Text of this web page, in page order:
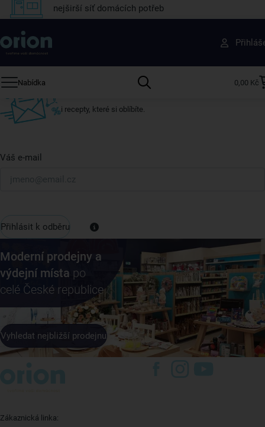
nejširší síť domácích potřeb
Nabídka 0,00 Kč
Získejte rady, recepty a tipy na slevy dřív než
ostatní
Přihlaste se k odběru našeho newsletteru.
i recepty, které si oblíbíte.
Váš e-mail
Přihlásit k odběru
Moderní prodejny a
výdejní místa po
celé České republice
Vyhledat nejbližší prodejnu
Zákaznická linka: